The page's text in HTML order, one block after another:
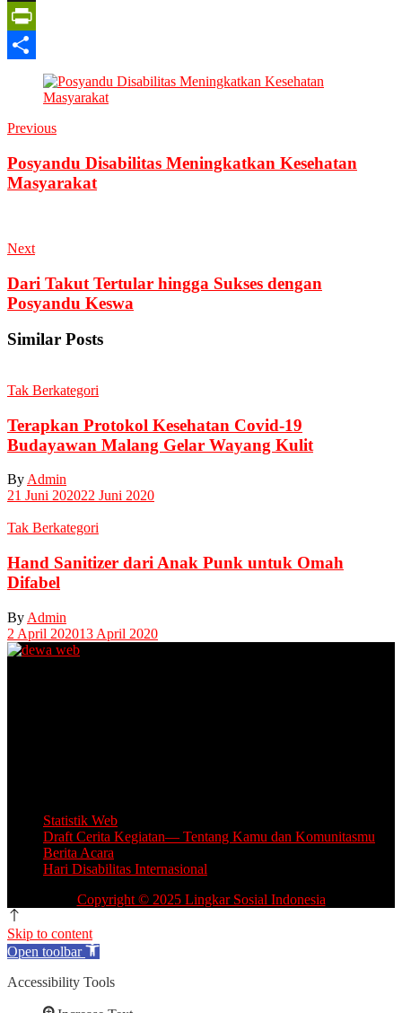
Translate
X
PrintFriendly
Previous
Posyandu Disabilitas Meningkatkan Kesehatan
Masyarakat
Next
Dari Takut Tertular hingga Sukses dengan
Posyandu Keswa
Similar Posts
Tak Berkategori
Terapkan Protokol Kesehatan Covid-19
Budayawan Malang Gelar Wayang Kulit
By Admin
21 Juni 202022 Juni 2020
Tak Berkategori
Hand Sanitizer dari Anak Punk untuk Omah
Difabel
By Admin
2 April 202013 April 2020
Statistik Web
Draft Cerita Kegiatan— Tentang Kamu dan Komunitasmu
Berita Acara
Hari Disabilitas Internasional
Copyright © 2025 Lingkar Sosial Indonesia
Skip to content
Open toolbar
Accessibility Tools